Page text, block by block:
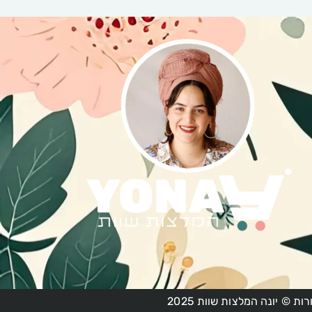
© יונה המלצות שוות 2025